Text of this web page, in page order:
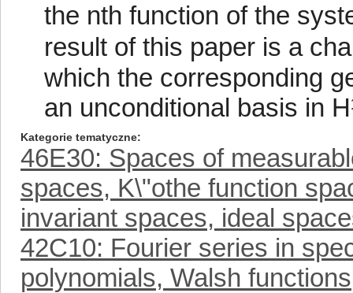
the nth function of the
result of this paper is a
which the corresponding
an unconditional basis in
Kategorie tematyczne
46E30: Spaces of
spaces, K\"othe function
invariant spaces, ideal
42C10: Fourier series in
polynomials, Walsh